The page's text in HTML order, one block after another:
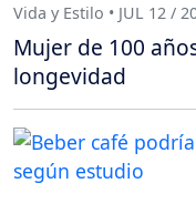
Vida y Estilo • JUL 12 /
Mujer de 100
longevidad